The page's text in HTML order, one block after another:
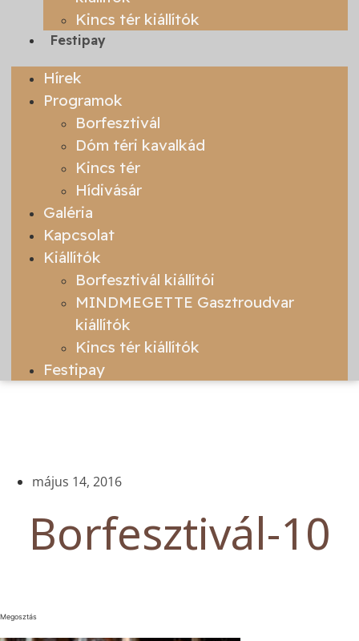
Kincs tér kiállítók
Festipay
Hírek
Programok
Borfesztivál
Dóm téri kavalkád
Kincs tér
Hídivásár
Galéria
Kapcsolat
Kiállítók
Borfesztivál kiállítói
MINDMEGETTE Gasztroudvar
kiállítók
Kincs tér kiállítók
Festipay
május 14, 2016
Borfesztivál-10
Megosztás